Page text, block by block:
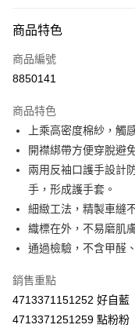
LINE Pay
Apple Pay
悠遊付
Google Pay
AFTEE先享後付
相關說明
【關於「AFTEE先享後付」
AFTEE先享後付是「在收
便利好安心！
１．簡單：不需註冊會員
３．安心：先確認商品／服
【「AFTEE先享後付」結帳
１．於結帳方式選擇「
ATM付款
全家取貨付款
商品特色
商品編號
8850141
商品特色
上乘高密度棉紗，觸
開襟綁帶方便穿脫避
兩用反袖口護手設計
手，形成護手套。
細緻工法，精製車縫
織標在外，不易磨肌
通過檢驗，不含甲醛
銷售重點
4713371151252 好自藍
4713371251259 點粉粉